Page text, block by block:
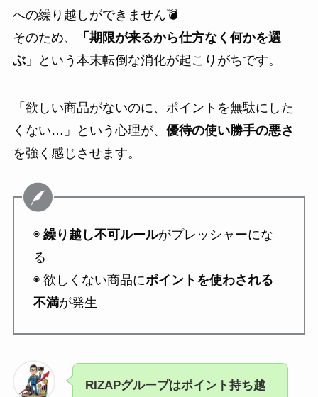
への繰り越しができません💣
そのため、
「期限が来るから仕方なく何かを選
ぶ」
という本末転倒な消化が起こりがちです。
「欲しい商品がないのに、ポイントを無駄にした
くない…」という心理が、 優待の使い勝手の悪さ
を強く感じさせます。
◉ 繰り越し不可ルールがプレッシャーにな
る
◉ 欲しくない商品にポイントを使わされる
不満が発生
RIZAPグループはポイント持ち越